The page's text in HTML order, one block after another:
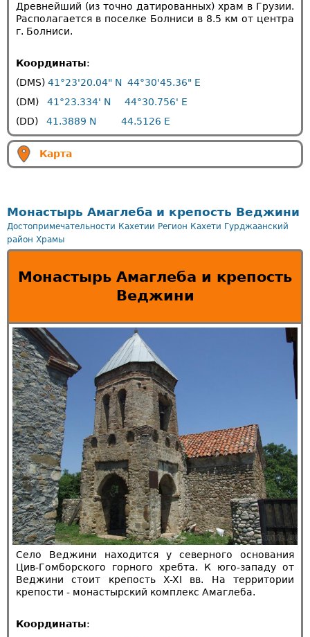
Древнейший (из точно датированных) храм в Грузии.
Располагается в поселке Болниси в 8.5 км от центра
г. Болниси.
Координаты:
(DMS) 41°23'20.04" N 44°30'45.36" E
(DM) 41°23.334' N 44°30.756' E
(DD) 41.3889 N 44.5126 E
Карта
Монастырь Амаглеба и крепость Веджини
Достопримечательности Кахетии Регион Кахети Гурджаанский
район Храмы
Монастырь Амаглеба и крепость
Веджини
Село Веджини находится у северного основания
Цив-Гомборского горного хребта. К юго-западу от
Веджини стоит крепость X-XI вв. На территории
крепости - монастырский комплекс Амаглеба.
Координаты: